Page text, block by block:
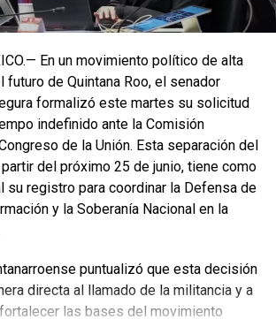
En un movimiento político de alta
futuro de Quintana Roo, el senador
formalizó este martes su solicitud
indefinido ante la Comisión
de la Unión. Esta separación del
del próximo 25 de junio, tiene como
su registro para coordinar la Defensa de
y la Soberanía Nacional en la
puntualizó que esta decisión
directa al llamado de la militancia y a
las bases del movimiento